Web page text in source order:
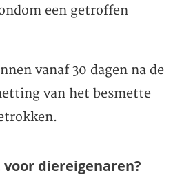
een getroffen
vanaf 30 dagen na de
van het besmette
diereigenaren?